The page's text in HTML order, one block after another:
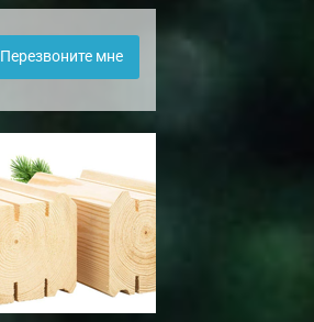
Перезвоните мне